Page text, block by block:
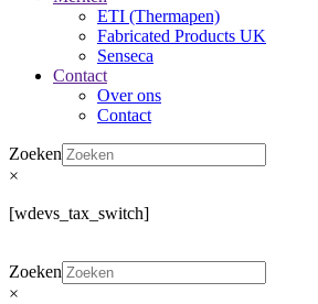
ETI (Thermapen)
Fabricated Products UK
Senseca
Contact
Over ons
Contact
Zoeken
×
[wdevs_tax_switch]
Zoeken
×